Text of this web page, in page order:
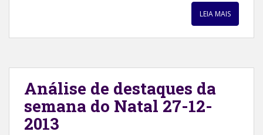
LEIA MAIS
Análise de destaques da
semana do Natal 27-12-
2013